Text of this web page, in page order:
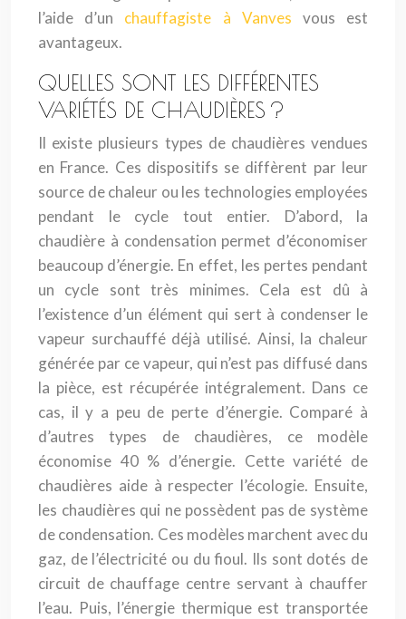
l’aide d’un chauffagiste à Vanves vous est
avantageux.
QUELLES SONT LES DIFFÉRENTES
VARIÉTÉS DE CHAUDIÈRES ?
Il existe plusieurs types de chaudières vendues
en France. Ces dispositifs se diffèrent par leur
source de chaleur ou les technologies employées
pendant le cycle tout entier. D’abord, la
chaudière à condensation permet d’économiser
beaucoup d’énergie. En effet, les pertes pendant
un cycle sont très minimes. Cela est dû à
l’existence d’un élément qui sert à condenser le
vapeur surchauffé déjà utilisé. Ainsi, la chaleur
générée par ce vapeur, qui n’est pas diffusé dans
la pièce, est récupérée intégralement. Dans ce
cas, il y a peu de perte d’énergie. Comparé à
d’autres types de chaudières, ce modèle
économise 40 % d’énergie. Cette variété de
chaudières aide à respecter l’écologie. Ensuite,
les chaudières qui ne possèdent pas de système
de condensation. Ces modèles marchent avec du
gaz, de l’électricité ou du fioul. Ils sont dotés de
circuit de chauffage centre servant à chauffer
l’eau. Puis, l’énergie thermique est transportée